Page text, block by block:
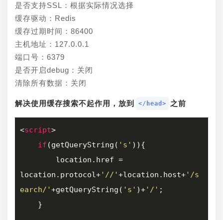
是否支持SSL：根据实际情况选择
缓存驱动：Redis
缓存过期时间：86400
主机地址：127.0.0.1
端口号：6379
是否开启debug：关闭
清除所有数据：关闭
解决使用缓存搜索不起作用，放到 </head> 之前
<script>
if (getQueryString( 's' )){
location.protocol+'//'+location.host+'/s
earch/'+getQueryString( 's' )+'/' ;